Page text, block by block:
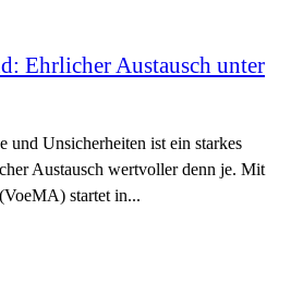
Ehrlicher Austausch unter
Unsicherheiten ist ein starkes
Austausch wertvoller denn je. Mit
startet in...